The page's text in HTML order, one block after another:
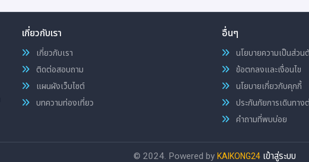
เกี่ยวกับเรา
เกี่ยวกับเรา
ติดต่อสอบถาม
แผนผังเว็บไซต์
บทความท่องเที่ยว
อื่นๆ
นโยบายความเป็นส่วน
ข้อตกลงและเงื่อนไข
นโยบายเกี่ยวกับคุกกี้
ประกันภัยการเดินทาง
คำถามที่พบบ่อย
© 2024. Powered by KAIKONG24 เข้าสู่ระบบ